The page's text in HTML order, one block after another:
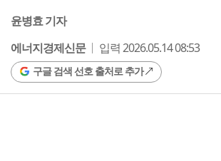
윤병효 기자
에너지경제신문
입력 2026.05.14 08:53
구글 검색 선호 출처로 추가